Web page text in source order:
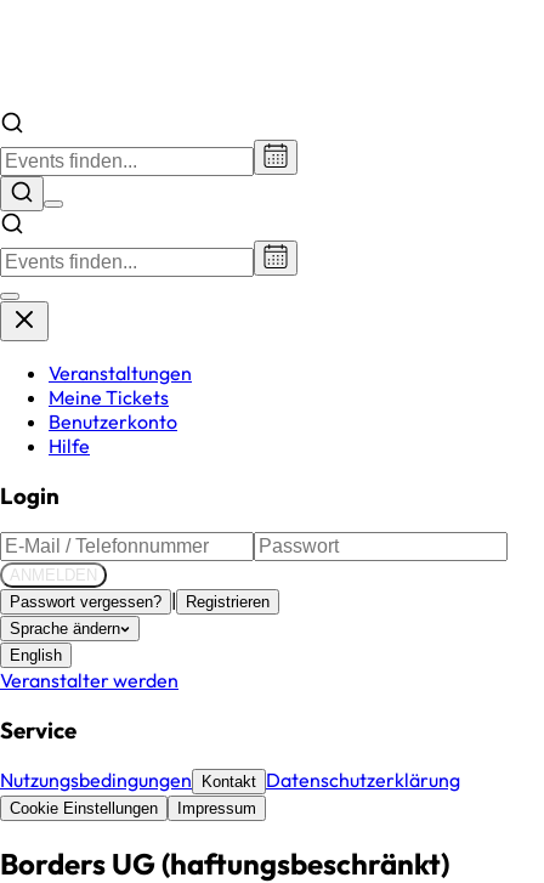
Veranstaltungen
Meine Tickets
Benutzerkonto
Hilfe
Login
ANMELDEN
Passwort vergessen? |
Registrieren
Sprache ändern
English
Veranstalter werden
Service
Nutzungsbedingungen Kontakt Datenschutzerklärung
Cookie Einstellungen Impressum
Borders UG (haftungsbeschränkt)